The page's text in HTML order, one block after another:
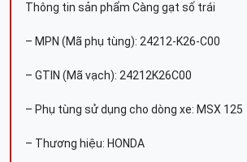
Thông tin sản phẩm Càng gạt số trái
– MPN (Mã phụ tùng): 24212-K26-C00
– GTIN (Mã vạch): 24212K26C00
– Phụ tùng sử dụng cho dòng xe: MSX 125
– Thương hiệu: HONDA